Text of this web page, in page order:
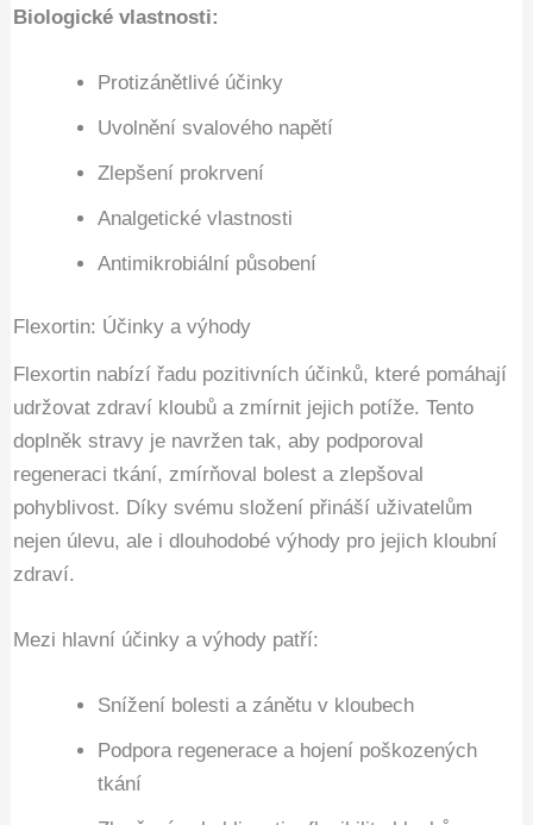
Biologické vlastnosti:
Protizánětlivé účinky
Uvolnění svalového napětí
Zlepšení prokrvení
Analgetické vlastnosti
Antimikrobiální působení
Flexortin: Účinky a výhody
Flexortin nabízí řadu pozitivních účinků, které pomáhají
udržovat zdraví kloubů a zmírnit jejich potíže. Tento
doplněk stravy je navržen tak, aby podporoval
regeneraci tkání, zmírňoval bolest a zlepšoval
pohyblivost. Díky svému složení přináší uživatelům
nejen úlevu, ale i dlouhodobé výhody pro jejich kloubní
zdraví.
Mezi hlavní účinky a výhody patří:
Snížení bolesti a zánětu v kloubech
Podpora regenerace a hojení poškozených
tkání